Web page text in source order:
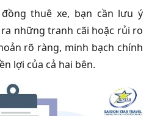
thuê xe, bạn cần lưu ý
những tranh cãi hoặc rủi ro
rõ ràng, minh bạch chính
lợi của cả hai bên.